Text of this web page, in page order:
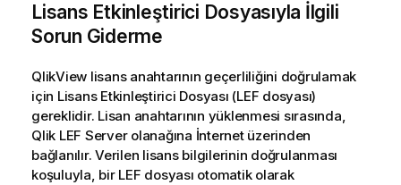
Lisans Etkinleştirici Dosyasıyla İlgili
Sorun Giderme
QlikView lisans anahtarının geçerliliğini doğrulamak
için Lisans Etkinleştirici Dosyası (LEF dosyası)
gereklidir. Lisan anahtarının yüklenmesi sırasında,
Qlik LEF Server olanağına İnternet üzerinden
bağlanılır. Verilen lisans bilgilerinin doğrulanması
koşuluyla, bir LEF dosyası otomatik olarak